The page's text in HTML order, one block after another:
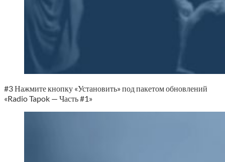
#3 Нажмите кнопку «Установить» под пакетом обновлений
«Radio Tapok — Часть #1»